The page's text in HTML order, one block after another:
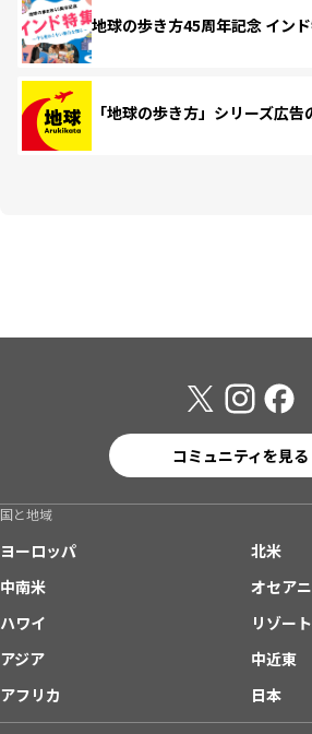
地球の歩き方45周年記念 イン
「地球の歩き方」シリーズ広告
コミュニティを見る
国と地域
ヨーロッパ
北米
中南米
オセア
ハワイ
リゾート
アジア
中近東
アフリカ
日本